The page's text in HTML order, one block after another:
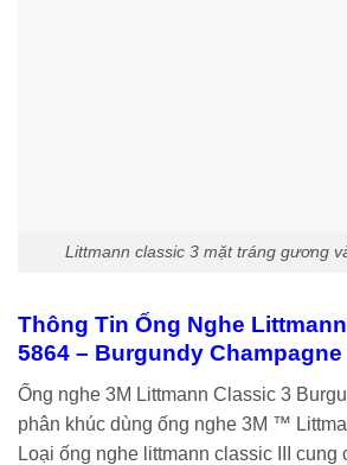
Littmann classic 3 mặt tráng gương
Thông Tin Ống Nghe
5864 – Burgundy Champagne
Ống nghe 3M Littmann Classic 3
phân khúc dùng ống nghe 3M ™
Loại ống nghe littmann classic III